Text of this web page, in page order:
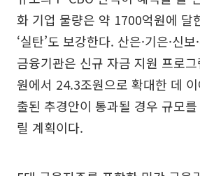
화 기업 물량은 약 1700억원에 달
‘실탄’도 보강한다. 산은·기은·신
금융기관은 신규 자금 지원 프로
원에서 24.3조원으로 확대한 데
출된 추경안이 통과될 경우 규모
릴 계획이다.